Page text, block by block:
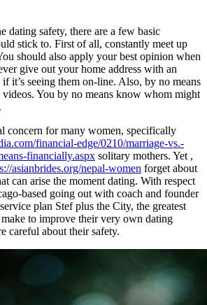
dating safety, there are a few basic
stick to. First of all, constantly meet up
should also apply your best opinion when
give out your home address with an
it’s seeing them on-line. Also, by no means
videos. You by no means know whom might
concern for many women, specifically
financial-edge/0210/marriage-vs.-
financially.aspx solitary mothers. Yet ,
asianbrides.org/nepal-women forget about
can arise the moment dating. With respect
based going out with coach and founder
plan Stef plus the City, the greatest
to improve their very own dating
careful about their safety.